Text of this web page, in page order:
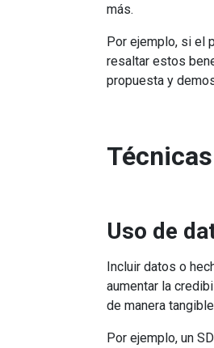
más.
Por ejemplo, si el
resaltar estos
propuesta y
Uso de
Incluir datos o
aumentar la
de manera
Por ejemplo, un